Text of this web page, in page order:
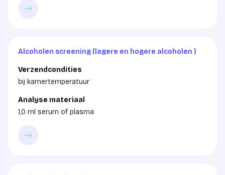
Alcoholen screening (lagere en hogere alcoholen )
Verzendcondities
bij kamertemperatuur
Analyse materiaal
1,0 ml serum of plasma